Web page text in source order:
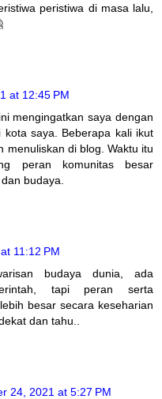
peristiwa di masa lalu,
at 12:45 PM
mengingatkan saya dengan
saya. Beberapa kali ikut
menuliskan di blog. Waktu itu
peran komunitas besar
budaya.
11:12 PM
budaya dunia, ada
tapi peran serta
besar secara keseharian
dan tahu..
24, 2021 at 5:27 PM